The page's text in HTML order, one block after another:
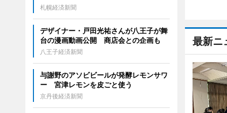
最新ニ
札幌経済新聞
デザイナー・戸田光祐さんが八王子が舞
台の漫画動画公開 商店会との企画も
八王子経済新聞
与謝野のアソビビールが発酵レモンサワ
ー 宮津レモンを皮ごと使う
京丹後経済新聞